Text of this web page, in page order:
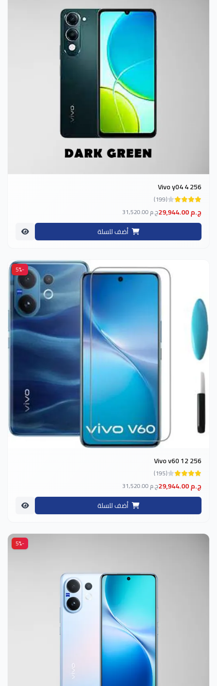
Vivo y04 4 256
(199)
29,944.00 ج.م 31,520.00 ج.م
أضف للسلة
-5%
Vivo v60 12 256
(195)
29,944.00 ج.م 31,520.00 ج.م
أضف للسلة
-5%